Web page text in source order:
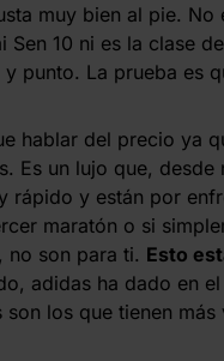
muy bien al pie.
Sen 10 ni es la clase
punto. La prueba es
hablar del precio ya
Es un lujo que,
rápido y están por
maratón o si
no son para ti. Esto
adidas ha dado en
son los que tienen